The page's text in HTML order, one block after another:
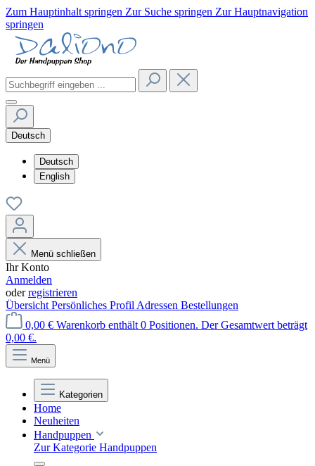
Zum Hauptinhalt springen Zur Suche springen Zur Hauptnavigation
springen
Deutsch
Deutsch
English
Menü schließen
Ihr Konto
Anmelden
oderregistrieren
Übersicht Persönliches Profil Adressen Bestellungen
0,00 € Warenkorb enthält 0 Positionen. Der Gesamtwert beträgt
0,00 €.
Menü
Kategorien
Home
Neuheiten
Handpuppen
Zur Kategorie Handpuppen